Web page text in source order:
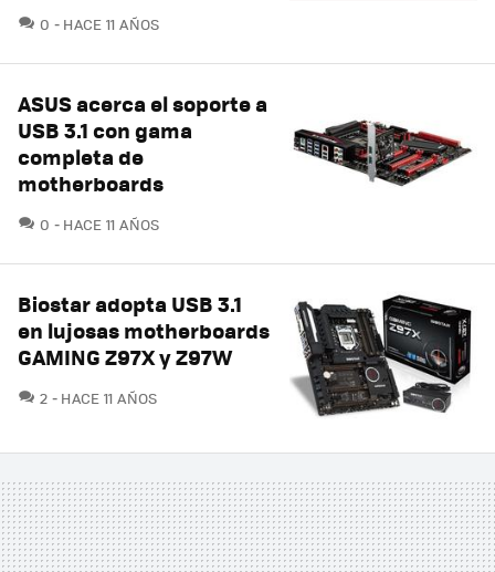
0 COMENTARIOS
HACE 11 AÑOS
ASUS acerca el soporte a
USB 3.1 con gama
completa de
motherboards
0 COMENTARIOS
HACE 11 AÑOS
Biostar adopta USB 3.1
en lujosas motherboards
GAMING Z97X y Z97W
2 COMENTARIOS
HACE 11 AÑOS